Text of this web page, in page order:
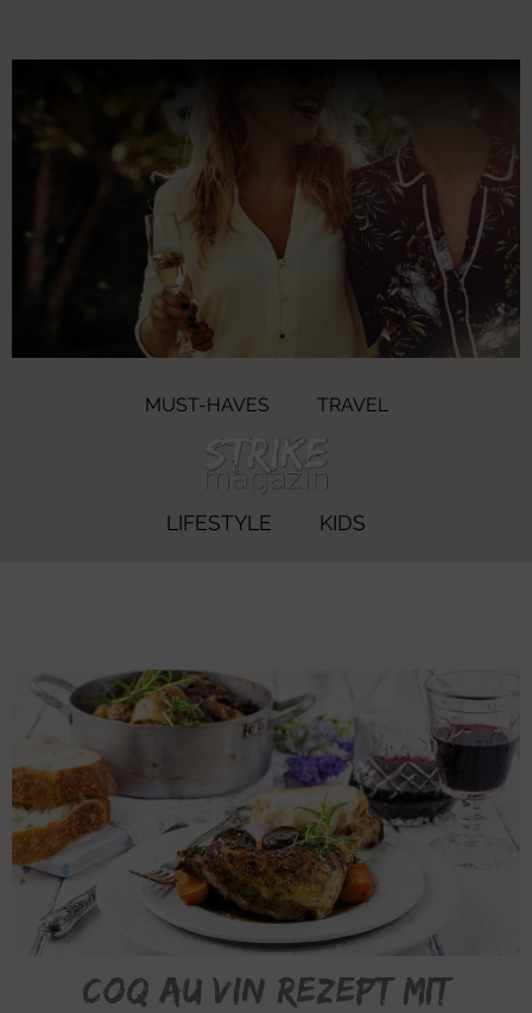
MUST-HAVES TRAVEL
LIFESTYLE KIDS
Coq au Vin Rezept mit